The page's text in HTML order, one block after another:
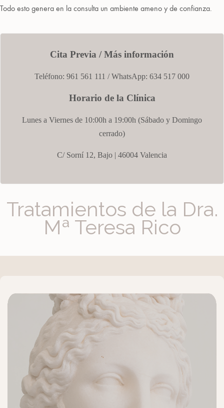
Todo esto genera en la consulta un ambiente ameno y de confianza.
Cita Previa / Más información
Teléfono: 961 561 111 / WhatsApp: 634 517 000
Horario de la Clínica
Lunes a Viernes de 10:00h a 19:00h (Sábado y Domingo
cerrado)
C/ Sorní 12, Bajo | 46004 Valencia
Tratamientos de la Dra.
Mª Teresa Rico